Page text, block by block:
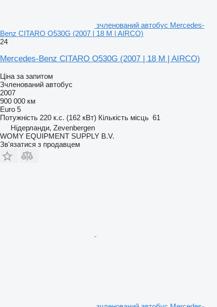
зчленований автобус Mercedes-
Benz CITARO O530G (2007 | 18 M | AIRCO)
24
Mercedes-Benz CITARO O530G (2007 | 18 M | AIRCO)
Ціна за запитом
Зчленований автобус
2007
900 000 км
Euro 5
Потужність 220 к.с. (162 кВт) Кількість місць 61
Нідерланди, Zevenbergen
WOMY EQUIPMENT SUPPLY B.V.
Зв'язатися з продавцем